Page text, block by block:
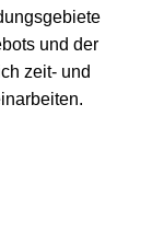
und der
zeit- und